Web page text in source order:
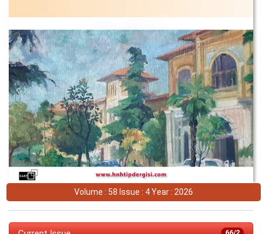
Volume : 58 Issue : 4 Year : 2026